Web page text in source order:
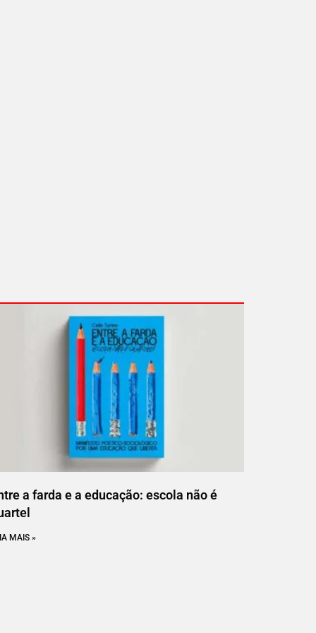
a farda e a educação: escola não é
MAIS »